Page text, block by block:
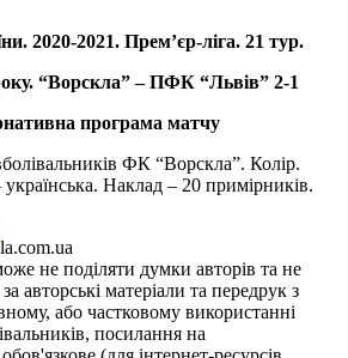
2020-2021. Прем’єр-ліга. 21 тур.
“Ворскла” – ПФК “Львів” 2-1
програма матчу
ФК “Ворскла”. Колір.
Наклад – 20 примірників.
не поділяти думки авторів та не
авторські матеріали та передрук з
або частковому використанні
посилання на